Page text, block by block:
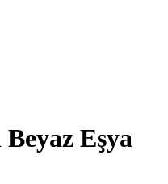
Eşya